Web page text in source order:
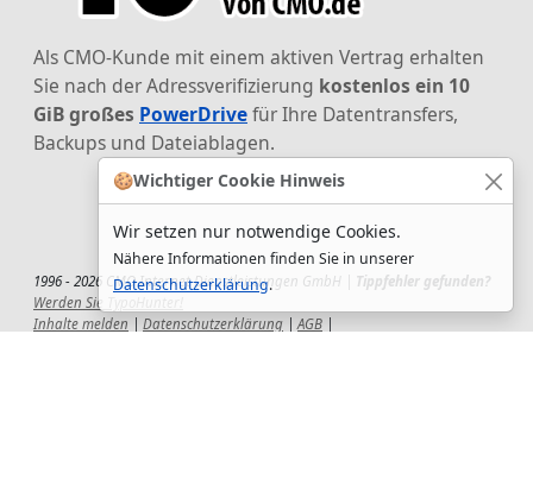
🍪Wichtiger Cookie Hinweis
Wir setzen nur notwendige Cookies.
Nähere Informationen finden Sie in unserer
Datenschutzerklärung.
Als CMO-Kunde mit einem aktiven Vertrag erhalten
Sie nach der Adressverifizierung kostenlos ein 10
GiB großes PowerDrivefür Ihre Datentransfers,
Backups und Dateiablagen.
1996 - 2026 CMO Internet Dienstleistungen GmbH | Tippfehler gefunden?
Werden Sie TypoHunter!
Inhalte melden
Datenschutzerklärung AGB